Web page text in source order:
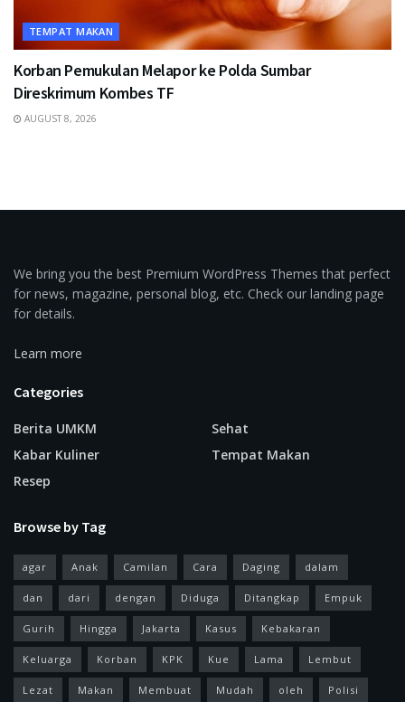
TEMPAT MAKAN
Korban Pemukulan Melapor ke Polda Sumbar
Direskrimum Kombes TF
AUGUST 8, 2026
We bring you the best Premium WordPress Themes that perfect
for news, magazine, personal blog, etc. Check our landing page
for details.
Learn more
Categories
Berita UMKM
Kabar Kuliner
Resep
Sehat
Tempat Makan
Browse by Tag
agar Anak Camilan Cara Daging dalam
dan dari dengan Diduga Ditangkap Empuk
Gurih Hingga Jakarta Kasus Kebakaran
Keluarga Korban KPK Kue Lama Lembut
Lezat Makan Membuat Mudah oleh Polisi